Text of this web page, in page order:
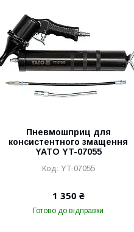
Пневмошприц для
консистентного змащення
YATO YT-07055
YT-07055
1 350 ₴
Готово до відправки